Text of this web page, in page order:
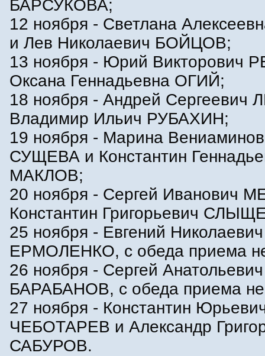
БАРСУКОВА;
12 ноября - Светлана
и Лев Николаевич БОЙЦОВ;
13 ноября - Юрий Викторович
Оксана Геннадьевна ОГИЙ;
18 ноября - Андрей
Владимир Ильич РУБАХИН;
19 ноября - Марина
СУЩЕВА и Константин
МАКЛОВ;
20 ноября - Сергей Иванович
Константин Григорьевич
25 ноября - Евгений Николаевич
ЕРМОЛЕНКО, с обеда приема
26 ноября - Сергей Анатольевич
БАРАБАНОВ, с обеда приема не
27 ноября - Константин
ЧЕБОТАРЕВ и Александр
САБУРОВ.